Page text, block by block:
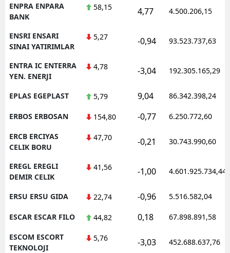
ENPRA ENPARA
BANK
58,15 4,77 4.500.206,15
ENSRI ENSARI
SINAI YATIRIMLAR
5,27 -0,94 93.523.737,63
ENTRA IC ENTERRA
YEN. ENERJI
4,78 -3,04 192.305.165,29
EPLAS EGEPLAST 5,79 9,04 86.342.398,24
ERBOS ERBOSAN 154,80 -0,77 6.250.772,60
ERCB ERCIYAS
CELIK BORU
47,70 -0,21 30.743.990,60
EREGL EREGLI
DEMIR CELIK
41,56 -1,00 4.601.925.734,44
ERSU ERSU GIDA 22,74 -0,96 5.516.582,04
ESCAR ESCAR FILO 44,82 0,18 67.898.891,58
ESCOM ESCORT
TEKNOLOJI
5,76 -3,03 452.688.637,76